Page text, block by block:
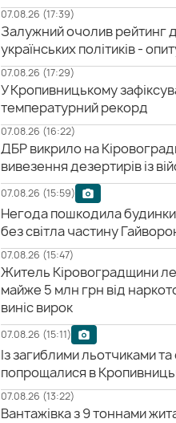
07.08.26 (17:39)
Залужний очолив рейтинг
українських політиків -
07.08.26 (17:29)
У Кропивницькому
температурний рекорд
07.08.26 (16:22)
ДБР викрило на
вивезення дезертирів із
07.08.26 (15:59)
Негода пошкодила
без світла частину
07.08.26 (15:47)
Житель Кіровоградщини
майже 5 млн грн від
виніс вирок
07.08.26 (15:11)
Із загиблими льотчиками
попрощалися в
07.08.26 (13:22)
Вантажівка з 9 тоннами